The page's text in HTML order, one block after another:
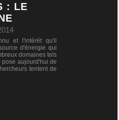
: LE
et l'intérêt qu'il
d'énergie qui
domaines tels
pose aujourd'hui de
tentent de